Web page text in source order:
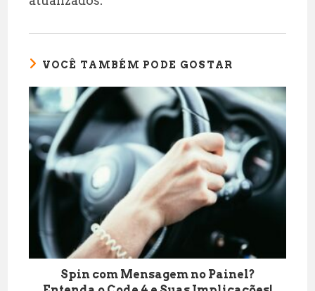
VOCÊ TAMBÉM PODE GOSTAR
Spin com Mensagem no Painel?